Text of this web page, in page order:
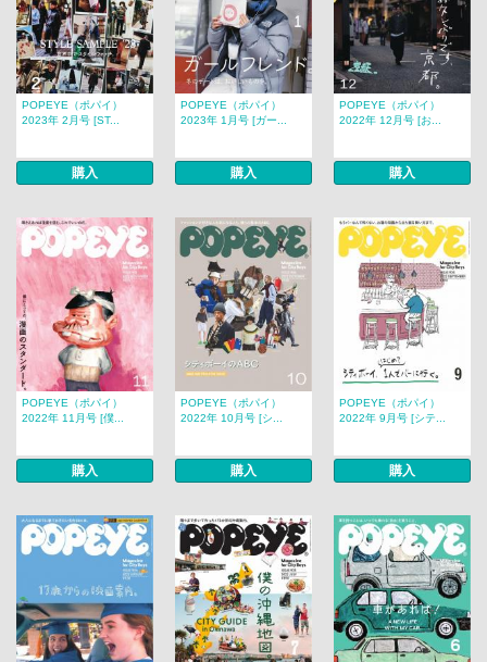
POPEYE（ポパイ）
2023年 2月号 [ST...
購入
POPEYE（ポパイ）
2023年 1月号 [ガー...
購入
POPEYE（ポパイ）
2022年 12月号 [お...
購入
POPEYE（ポパイ）
2022年 11月号 [僕...
購入
POPEYE（ポパイ）
2022年 10月号 [シ...
購入
POPEYE（ポパイ）
2022年 9月号 [シテ...
購入